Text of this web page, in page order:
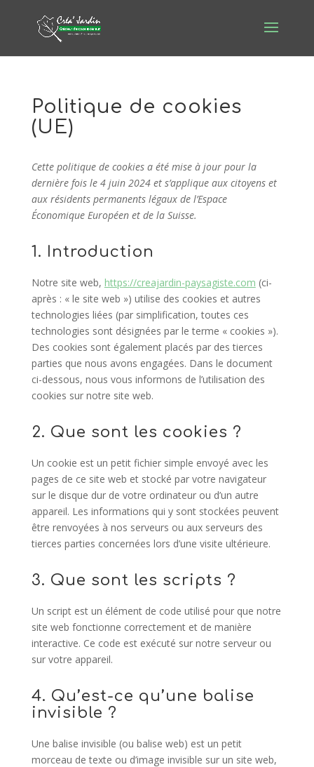
Politique de cookies
(UE)
Cette politique de cookies a été mise à jour pour la
dernière fois le 4 juin 2024 et s’applique aux citoyens et
aux résidents permanents légaux de l’Espace
Économique Européen et de la Suisse.
1. Introduction
Notre site web, https://creajardin-paysagiste.com (ci-
après : « le site web ») utilise des cookies et autres
technologies liées (par simplification, toutes ces
technologies sont désignées par le terme « cookies »).
Des cookies sont également placés par des tierces
parties que nous avons engagées. Dans le document
ci-dessous, nous vous informons de l’utilisation des
cookies sur notre site web.
2. Que sont les cookies ?
Un cookie est un petit fichier simple envoyé avec les
pages de ce site web et stocké par votre navigateur
sur le disque dur de votre ordinateur ou d’un autre
appareil. Les informations qui y sont stockées peuvent
être renvoyées à nos serveurs ou aux serveurs des
tierces parties concernées lors d’une visite ultérieure.
3. Que sont les scripts ?
Un script est un élément de code utilisé pour que notre
site web fonctionne correctement et de manière
interactive. Ce code est exécuté sur notre serveur ou
sur votre appareil.
4. Qu’est-ce qu’une balise
invisible ?
Une balise invisible (ou balise web) est un petit
morceau de texte ou d’image invisible sur un site web,